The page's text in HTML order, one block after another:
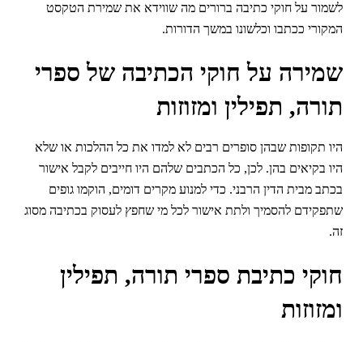
לשמור על חוקי כתיבה ברורים מה שווידא את שמירת הטקסט
המקורי ככתבו וכלשונו במשך הדורות.
שמירה על חוקי הכתיבה של ספרי
תורה, תפילין ומזוזות
היו תקופות שבהן סופרים רבים לא למדו את כל ההלכות או שלא
היו בקיאים בהן. לכן, כל הכתבים שלהם היו חייבים לקבל אישור
בכתב מבית הדין הרבני. כדי למנוע מקרים דומים, הוקמו גופים
שתפקידם להסמיך ולתת אישור לכל מי שחפץ לעסוק בכתיבה מסוג
זה.
חוקי כתיבת ספרי תורה, תפילין
ומזוזות